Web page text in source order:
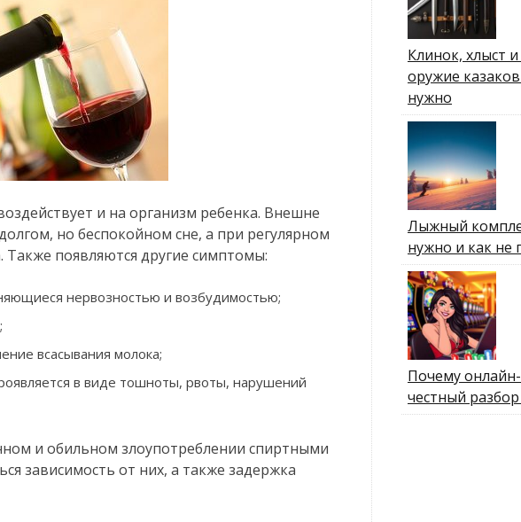
и на организм ребенка. Внешне
но беспокойном сне, а при регулярном
Также появляются другие симптомы:
нервозностью и возбудимостью;
всасывания молока;
в виде тошноты, рвоты, нарушений
и обильном злоупотреблении спиртными
зависимость от них, а также задержка
Клинок, хлыст
оружие
нужно
Лыжный
нужно и как не
Почему
честный